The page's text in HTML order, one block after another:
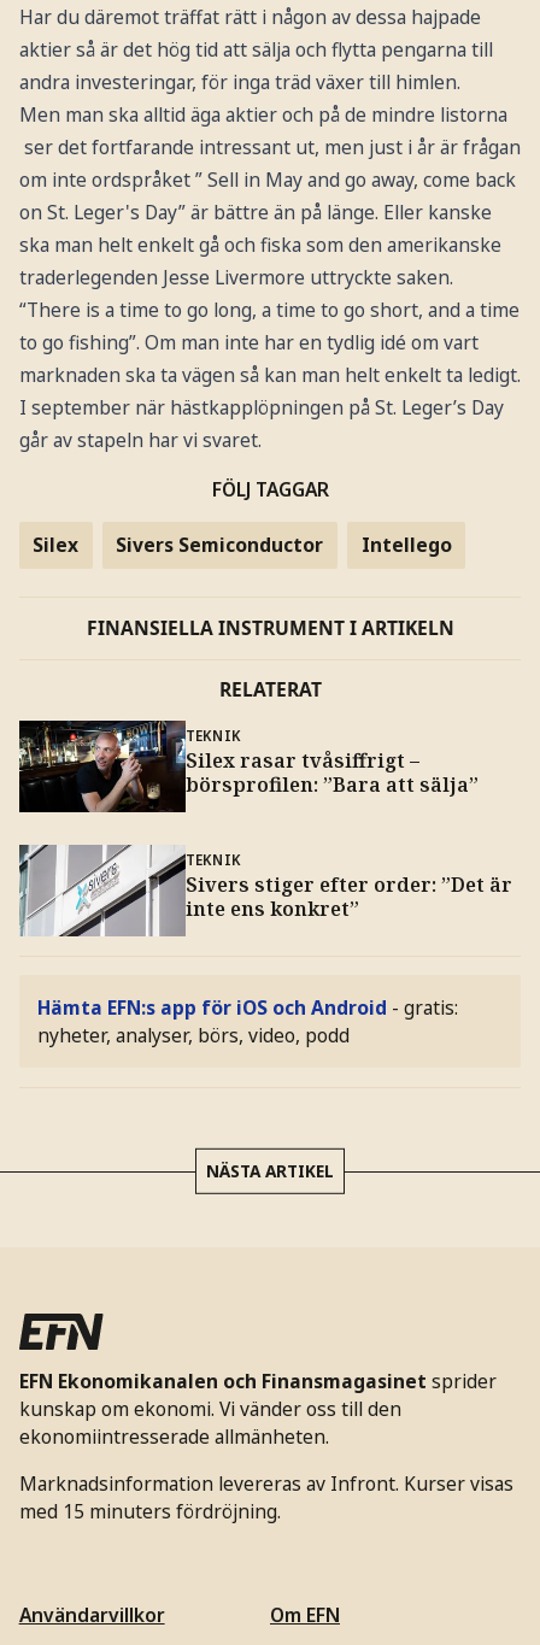
Har du däremot träffat rätt i någon av dessa hajpade
aktier så är det hög tid att sälja och flytta pengarna till
andra investeringar, för inga träd växer till himlen.
Men man ska alltid äga aktier och på de mindre listorna
ser det fortfarande intressant ut, men just i år är frågan
om inte ordspråket ” Sell in May and go away, come back
on St. Leger's Day” är bättre än på länge. Eller kanske
ska man helt enkelt gå och fiska som den amerikanske
traderlegenden Jesse Livermore uttryckte saken.
“There is a time to go long, a time to go short, and a time
to go fishing”. Om man inte har en tydlig idé om vart
marknaden ska ta vägen så kan man helt enkelt ta ledigt.
I september när hästkapplöpningen på St. Leger’s Day
går av stapeln har vi svaret.
FÖLJ TAGGAR
Silex Sivers Semiconductor Intellego
FINANSIELLA INSTRUMENT I ARTIKELN
RELATERAT
TEKNIK
Silex rasar tvåsiffrigt –
börsprofilen: ”Bara att sälja”
TEKNIK
Sivers stiger efter order: ”Det är
inte ens konkret”
Hämta EFN:s app för iOS och Android - gratis:
nyheter, analyser, börs, video, podd
NÄSTA ARTIKEL
EFN Ekonomikanalen och Finansmagasinet sprider
kunskap om ekonomi. Vi vänder oss till den
ekonomiintresserade allmänheten.
Marknadsinformation levereras av Infront. Kurser visas
med 15 minuters fördröjning.
Användarvillkor
Om EFN